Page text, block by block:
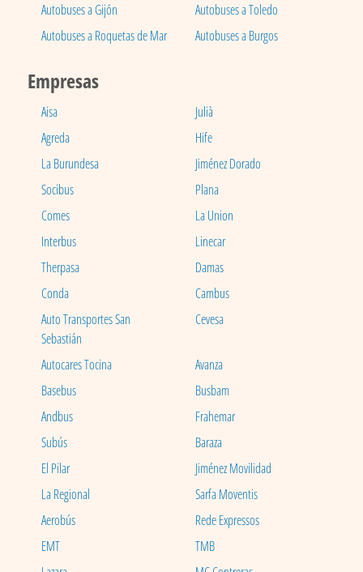
Autobuses a Gijón
Autobuses a Toledo
Autobuses a Roquetas de Mar
Autobuses a Burgos
Empresas
Aisa
Julià
Agreda
Hife
La Burundesa
Jiménez Dorado
Socibus
Plana
Comes
La Union
Interbus
Linecar
Therpasa
Damas
Conda
Cambus
Auto Transportes San
Sebastián
Cevesa
Autocares Tocina
Avanza
Basebus
Busbam
Andbus
Frahemar
Subús
Baraza
El Pilar
Jiménez Movilidad
La Regional
Sarfa Moventis
Aerobús
Rede Expressos
EMT
TMB